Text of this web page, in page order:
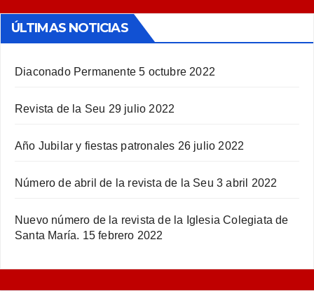
ÚLTIMAS NOTICIAS
Diaconado Permanente 5 octubre 2022
Revista de la Seu 29 julio 2022
Año Jubilar y fiestas patronales 26 julio 2022
Número de abril de la revista de la Seu 3 abril 2022
Nuevo número de la revista de la Iglesia Colegiata de
Santa María. 15 febrero 2022